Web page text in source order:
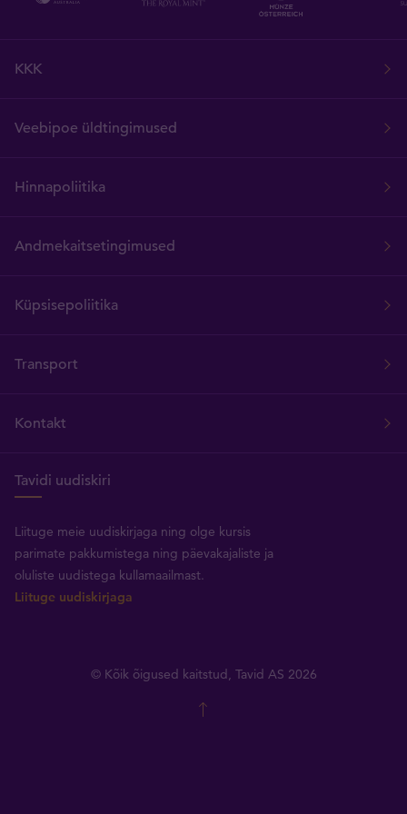
KKK
Veebipoe üldtingimused
Hinnapoliitika
Andmekaitsetingimused
Küpsisepoliitika
Transport
Kontakt
Tavidi uudiskiri
Liituge meie uudiskirjaga ning olge kursis
parimate pakkumistega ning päevakajaliste ja
oluliste uudistega kullamaailmast.
Liituge uudiskirjaga
© Kõik õigused kaitstud, Tavid AS 2026